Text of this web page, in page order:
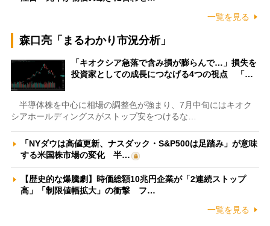
一覧を見る
森口亮「まるわかり市況分析」
「キオクシア急落で含み損が膨らんで…」損失を
投資家としての成長につなげる4つの視点 「…
半導体株を中心に相場の調整色が強まり、7月中旬にはキオク
シアホールディングスがストップ安をつけるな…
「NYダウは高値更新、ナスダック・S&P500は足踏み」が意味
する米国株市場の変化 半…
【歴史的な爆騰劇】時価総額10兆円企業が「2連続ストップ
高」「制限値幅拡大」の衝撃 フ…
一覧を見る